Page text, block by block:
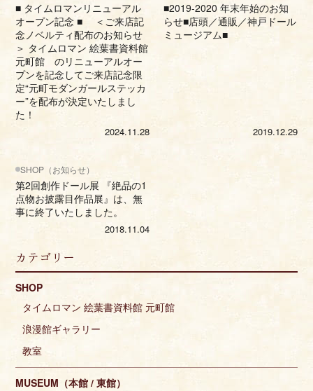
■ タイムロマンリニューアル
オープン記念 ■ ＜ご来店記
念ノベルティ配布のお知らせ
＞ タイムロマン 絵葉書資料館
元町館 のリニューアルオー
プンを記念してご来店記念限
定“元町モダンガールステッカ
ー”を配布が決定いたしまし
た！
2024.11.28
■2019-2020 年末年始のお知
らせ■店頭／通販／神戸ドール
ミュージアム■
2019.12.29
SHOP（お知らせ）
第2回創作ドール展 『絶品の1
点物お披露目作品展』は、無
事に終了いたしました。
2018.11.04
カテゴリー
SHOP
タイムロマン 絵葉書資料館 元町館
浪漫館ギャラリー
教室
MUSEUM（本館 / 東館）